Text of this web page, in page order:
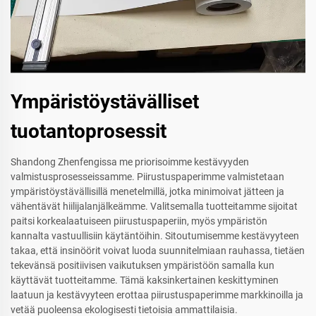
Ympäristöystävälliset
tuotantoprosessit
Shandong Zhenfengissa me priorisoimme kestävyyden
valmistusprosesseissamme. Piirustuspaperimme valmistetaan
ympäristöystävällisillä menetelmillä, jotka minimoivat jätteen ja
vähentävät hiilijalanjälkeämme. Valitsemalla tuotteitamme sijoitat
paitsi korkealaatuiseen piirustuspaperiin, myös ympäristön
kannalta vastuullisiin käytäntöihin. Sitoutumisemme kestävyyteen
takaa, että insinöörit voivat luoda suunnitelmiaan rauhassa, tietäen
tekevänsä positiivisen vaikutuksen ympäristöön samalla kun
käyttävät tuotteitamme. Tämä kaksinkertainen keskittyminen
laatuun ja kestävyyteen erottaa piirustuspaperimme markkinoilla ja
vetää puoleensa ekologisesti tietoisia ammattilaisia.